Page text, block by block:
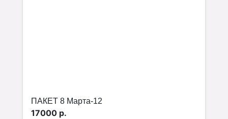
ПАКЕТ 8 Марта-12
17000 р.